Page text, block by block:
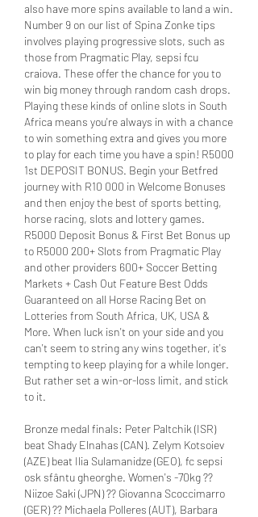
also have more spins available to land a win.
Number 9 on our list of Spina Zonke tips
involves playing progressive slots, such as
those from Pragmatic Play, sepsi fcu
craiova. These offer the chance for you to
win big money through random cash drops.
Playing these kinds of online slots in South
Africa means you're always in with a chance
to win something extra and gives you more
to play for each time you have a spin! R5000
1st DEPOSIT BONUS. Begin your Betfred
journey with R10 000 in Welcome Bonuses
and then enjoy the best of sports betting,
horse racing, slots and lottery games.
R5000 Deposit Bonus & First Bet Bonus up
to R5000 200+ Slots from Pragmatic Play
and other providers 600+ Soccer Betting
Markets + Cash Out Feature Best Odds
Guaranteed on all Horse Racing Bet on
Lotteries from South Africa, UK, USA &
More. When luck isn't on your side and you
can't seem to string any wins together, it's
tempting to keep playing for a while longer.
But rather set a win-or-loss limit, and stick
to it.
Bronze medal finals: Peter Paltchik (ISR)
beat Shady Elnahas (CAN). Zelym Kotsoiev
(AZE) beat Ilia Sulamanidze (GEO), fc sepsi
osk sfântu gheorghe. Women's -70kg ??
Niizoe Saki (JPN) ?? Giovanna Scoccimarro
(GER) ?? Michaela Polleres (AUT), Barbara